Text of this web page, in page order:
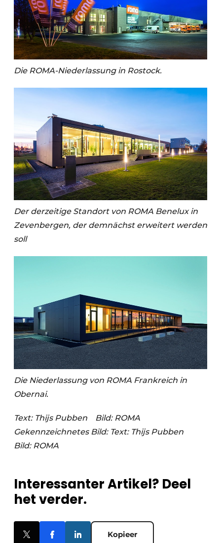
Die ROMA-Niederlassung in Rostock.
Der derzeitige Standort von ROMA Benelux in
Zevenbergen, der demnächst erweitert werden
soll
Die Niederlassung von ROMA Frankreich in
Obernai.
Text: Thijs Pubben
Bild: ROMA
Gekennzeichnetes Bild: Text: Thijs Pubben
Bild: ROMA
Interessanter Artikel? Deel
het verder.
Kopieer